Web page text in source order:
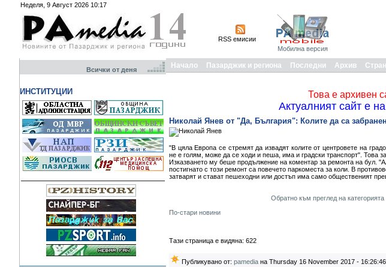
Неделя, 9 Август 2026 10:17
RSS емисии
Мобилна версия
Всички от деня
ИНСТИТУЦИИ
Начало Пазарджик и региона Последни Архив
Това е архивен
Актуалният сайт е
Николай Янев от "Да, България": Колите да са
"В цяла Европа се стремят да извадят колите от центровете на
не е голям, може да се ходи и пеша, има и градски транспорт". Това
Изказването му беше продължение на коментар за ремонта на бул.
постигнато с този ремонт са повечето паркоместа за коли. В
затварят и стават пешеходни или достъп има само общественият
Обратно към преглед на категорията
По-стари новини
Тази страница е видяна: 622
Публикувано от: pamedia на Thursday 16 November 2017 - 16:26:46